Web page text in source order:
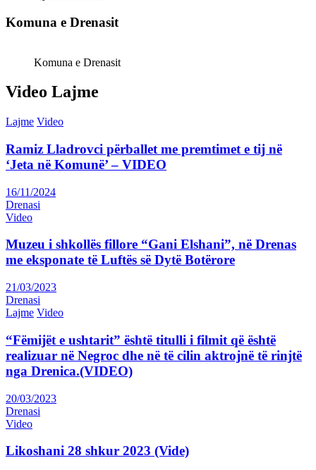
Komuna e Drenasit
Komuna e Drenasit
Video Lajme
Lajme Video
Ramiz Lladrovci përballet me premtimet e tij në
‘Jeta në Komunë’ – VIDEO
16/11/2024
Drenasi
Video
Muzeu i shkollës fillore “Gani Elshani”, në Drenas
me eksponate të Luftës së Dytë Botërore
21/03/2023
Drenasi
Lajme Video
“Fëmijët e ushtarit” është titulli i filmit që është
realizuar në Negroc dhe në të cilin aktrojnë të rinjtë
nga Drenica.(VIDEO)
20/03/2023
Drenasi
Video
Likoshani 28 shkur 2023 (Vide)